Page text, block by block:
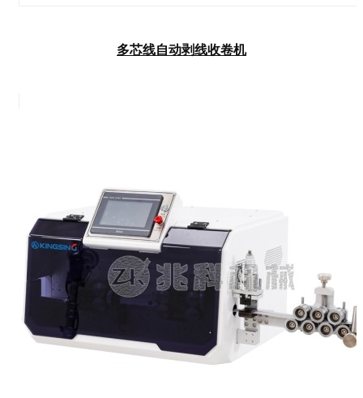
多芯线自动剥线收卷机